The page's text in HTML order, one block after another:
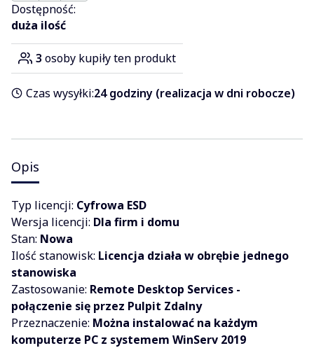
Dostępność:
duża ilość
3 osoby kupiły ten produkt
Czas wysyłki:24 godziny (realizacja w dni robocze)
Opis
Typ licencji: Cyfrowa ESD
Wersja licencji: Dla firm i domu
Stan: Nowa
Ilość stanowisk: Licencja działa w obrębie jednego
stanowiska
Zastosowanie: Remote Desktop Services -
połączenie się przez Pulpit Zdalny
Przeznaczenie: Można instalować na każdym
komputerze PC z systemem WinServ 2019